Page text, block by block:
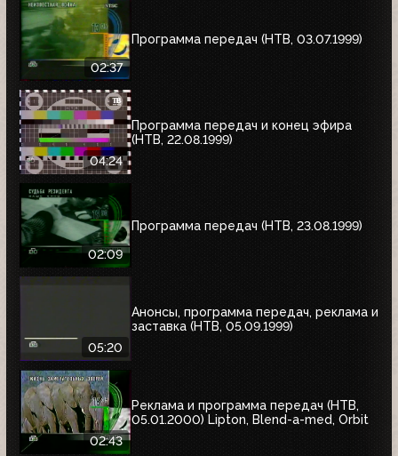
02:37
Программа передач (НТВ, 03.07.1999)
04:24
Программа передач и конец эфира
(НТВ, 22.08.1999)
02:09
Программа передач (НТВ, 23.08.1999)
05:20
Анонсы, программа передач, реклама и
заставка (НТВ, 05.09.1999)
02:43
Реклама и программа передач (НТВ,
05.01.2000) Lipton, Blend-a-med, Orbit